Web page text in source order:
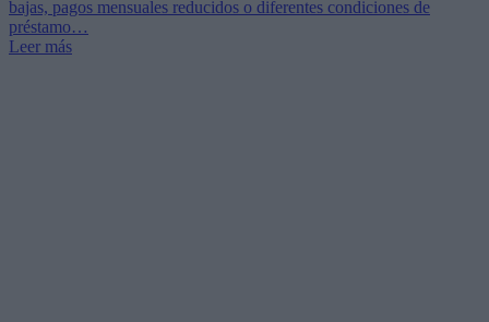
bajas, pagos mensuales reducidos o diferentes condiciones de
préstamo…
Leer más